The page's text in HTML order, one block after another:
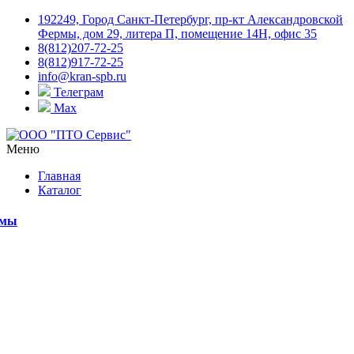
192249, Город Санкт-Петербург, пр-кт Александровской
Фермы, дом 29, литера П, помещение 14Н, офис 35
8(812)207-72-25
8(812)917-72-25
info@kran-spb.ru
Телеграм
Max
Меню
Главная
Каталог